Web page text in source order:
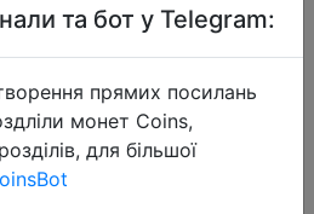
та бот у Telegram:
прямих посилань
монет Coins,
для більшої